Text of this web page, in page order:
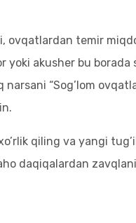
ovqatlardan temir
yoki akusher bu
narsani “Sog’lom
qiling va yangi
daqiqalardan